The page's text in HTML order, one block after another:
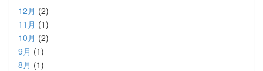
12月 (2)
11月 (1)
10月 (2)
9月 (1)
8月 (1)